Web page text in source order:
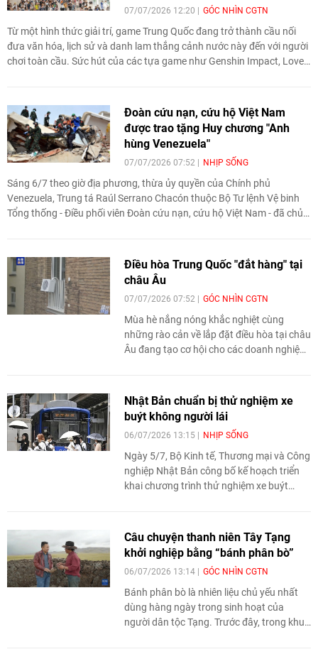
07/07/2026 12:20 GÓC NHÌN CGTN
Từ một hình thức giải trí, game Trung Quốc đang trở thành cầu nối
đưa văn hóa, lịch sử và danh lam thắng cảnh nước này đến với người
chơi toàn cầu. Sức hút của các tựa game như Genshin Impact, Love
và du lịch Trung Quốc.
Đoàn cứu nạn, cứu hộ Việt Nam
được trao tặng Huy chương "Anh
hùng Venezuela"
07/07/2026 07:52 NHỊP SỐNG
Sáng 6/7 theo giờ địa phương, thừa ủy quyền của Chính phủ
Venezuela, Trung tá Raúl Serrano Chacón thuộc Bộ Tư lệnh Vệ binh
Tổng thống - Điều phối viên Đoàn cứu nạn, cứu hộ Việt Nam - đã chủ
đoàn.
Điều hòa Trung Quốc "đắt hàng" tại
châu Âu
07/07/2026 07:52 GÓC NHÌN CGTN
Mùa hè nắng nóng khắc nghiệt cùng
những rào cản về lắp đặt điều hòa tại châu
Âu đang tạo cơ hội cho các doanh nghiệp
điện và được thiết kế phù hợp nhu cầu địa
phương, doanh số của nhiều thương hiệu
Trung Quốc tại thị trường này tăng mạnh.
Nhật Bản chuẩn bị thử nghiệm xe
buýt không người lái
06/07/2026 13:15 NHỊP SỐNG
Ngày 5/7, Bộ Kinh tế, Thương mại và Công
nghiệp Nhật Bản công bố kế hoạch triển
khai chương trình thử nghiệm xe buýt
nghệ tự động hóa trong lĩnh vực giao
thông vận tải.
Câu chuyện thanh niên Tây Tạng
khởi nghiệp bằng “bánh phân bò”
06/07/2026 13:14 GÓC NHÌN CGTN
Bánh phân bò là nhiên liệu chủ yếu nhất
dùng hàng ngày trong sinh hoạt của
người dân tộc Tạng. Trước đây, trong khu